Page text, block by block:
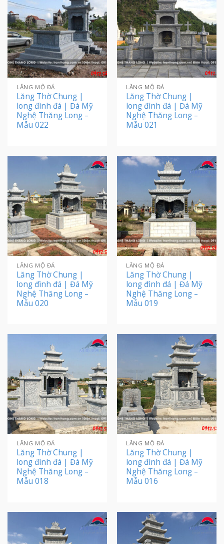
LĂNG MỘ ĐÁ
Lăng Thờ Chung |
long đình đá | Đá Mỹ
Nghệ Thăng Long –
Mẫu 022
LĂNG MỘ ĐÁ
Lăng Thờ Chung |
long đình đá | Đá Mỹ
Nghệ Thăng Long –
Mẫu 021
LĂNG MỘ ĐÁ
Lăng Thờ Chung |
long đình đá | Đá Mỹ
Nghệ Thăng Long –
Mẫu 020
LĂNG MỘ ĐÁ
Lăng Thờ Chung |
long đình đá | Đá Mỹ
Nghệ Thăng Long –
Mẫu 019
LĂNG MỘ ĐÁ
Lăng Thờ Chung |
long đình đá | Đá Mỹ
Nghệ Thăng Long –
Mẫu 018
LĂNG MỘ ĐÁ
Lăng Thờ Chung |
long đình đá | Đá Mỹ
Nghệ Thăng Long –
Mẫu 016